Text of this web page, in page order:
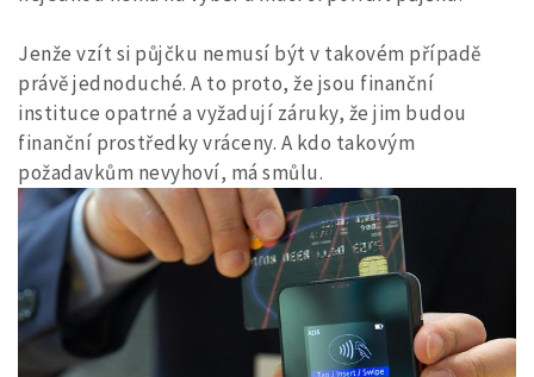
Jenže vzít si půjčku nemusí být v takovém případě
právě jednoduché. A to proto, že jsou finanční
instituce opatrné a vyžadují záruky, že jim budou
finanční prostředky vráceny. A kdo takovým
požadavkům nevyhoví, má smůlu.